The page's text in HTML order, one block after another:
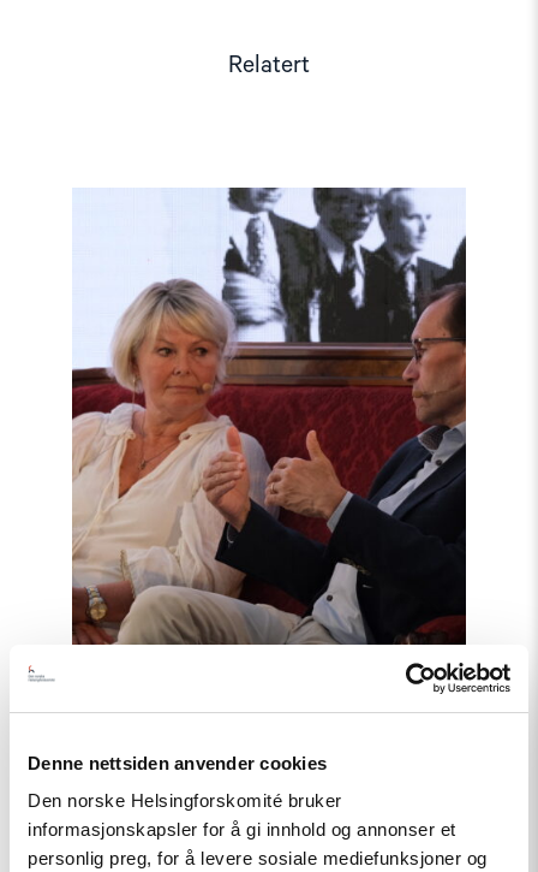
Denne nettsiden anvender cookies
Den norske Helsingforskomité bruker
informasjonskapsler for å gi innhold og annonser et
personlig preg, for å levere sosiale mediefunksjoner og
Relatert
Møt Helsingforskomiteen på
Arendalsuka 2026
Read
article
"Møt
Helsingforskomiteen
på
Arendalsuka
2026"